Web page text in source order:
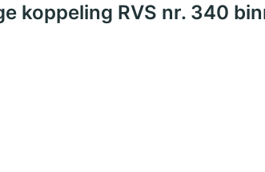
koppeling RVS nr. 340